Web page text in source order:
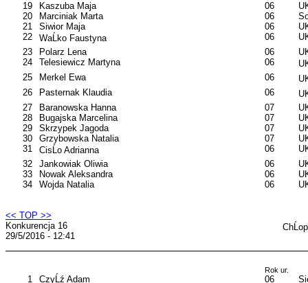
19
Kaszuba Maja 06
20
Marciniak Marta 06
21
Siwior Maja 06
22
WaĹko Faustyna 06
23
Polarz Lena 06
24
Telesiewicz Martyna 06
25
Merkel Ewa 06
26
Pasternak Klaudia 06
27
Baranowska Hanna 07
28
Bugajska Marcelina 07
29
Skrzypek Jagoda 07
30
Grzybowska Natalia 07
31
CisĹo Adrianna 06
32
Jankowiak Oliwia 06
33
Nowak Aleksandra 06
34
Wojda Natalia 06
<< TOP >>
Konkurencja 16
29/5/2016 - 12:41
Rok ur.
1 CzyĹź Adam 06